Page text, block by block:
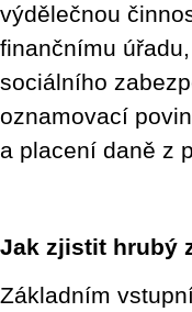
výdělečnou
finančnímu
sociálního
oznamovací
a placení daně z
Jak zjistit hrubý
Základním